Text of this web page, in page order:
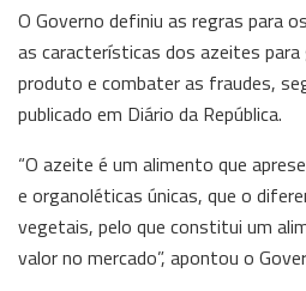
O Governo definiu as regras para
as características dos azeites para
produto e combater as fraudes,
publicado em Diário da República.
“O azeite é um alimento que
e organoléticas únicas, que o
vegetais, pelo que constitui um
valor no mercado”, apontou o